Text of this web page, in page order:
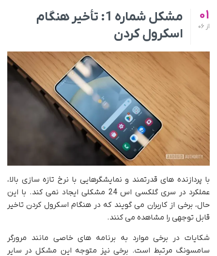
01
از
مشکل شماره 1: تأخیر هنگام
اسکرول کردن
با پردازنده های قدرتمند و نمایشگرهایی با نرخ تازه سازی بالا،
عملکرد در سری گلکسی اس 24 مشکلی ایجاد نمی کند. با این
حال، برخی از کاربران می گویند که در هنگام اسکرول کردن تاخیر
قابل توجهی را مشاهده می کنند.
شکایات در برخی موارد به برنامه های خاصی مانند مرورگر
سامسونگ مرتبط است. برخی نیز متوجه این مشکل در سایر